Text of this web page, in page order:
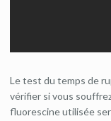
Le test du temps de
vérifier si vous
fluorescine utilisée